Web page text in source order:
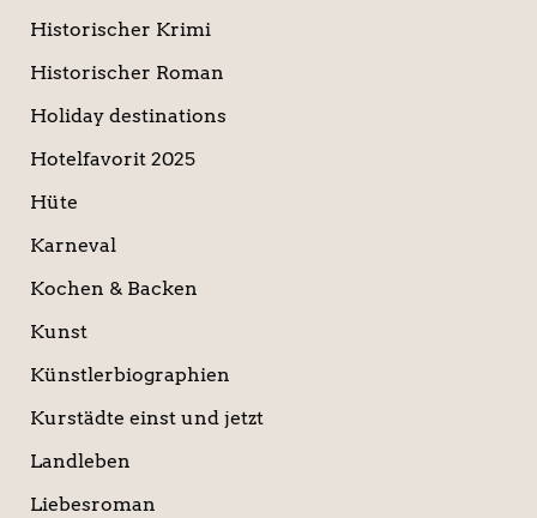
Historischer Krimi
Historischer Roman
Holiday destinations
Hotelfavorit 2025
Hüte
Karneval
Kochen & Backen
Kunst
Künstlerbiographien
Kurstädte einst und jetzt
Landleben
Liebesroman